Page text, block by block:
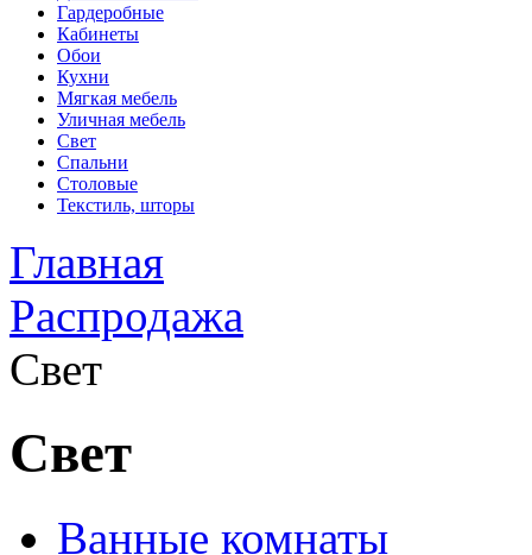
Гардеробные
Кабинеты
Обои
Кухни
Мягкая мебель
Уличная мебель
Свет
Спальни
Столовые
Текстиль, шторы
Главная
Распродажа
Свет
Свет
Ванные комнаты